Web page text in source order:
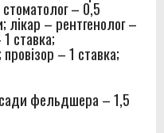
– 0,5
– рентгенолог –
ставка;
– 1 ставка;
фельдшера – 1,5